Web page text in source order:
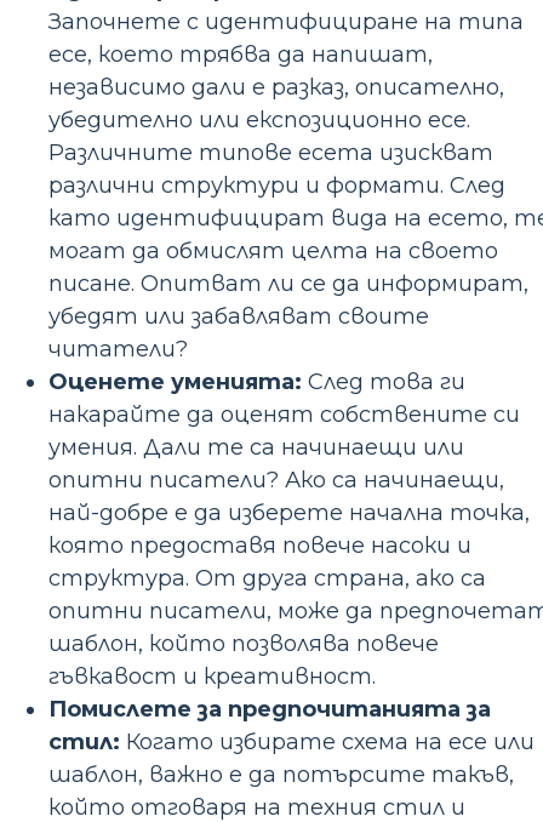
Започнете с идентифициране на типа
есе, което трябва да напишат,
независимо дали е разказ, описателно,
убедително или експозиционно есе.
Различните типове есета изискват
различни структури и формати. След
като идентифицират вида на есето,
могат да обмислят целта на своето
писане. Опитват ли се да информират,
убедят или забавляват своите
читатели?
Оценете уменията: След това ги
накарайте да оценят собствените си
умения. Дали те са начинаещи или
опитни писатели? Ако са начинаещи,
най-добре е да изберете начална точка,
която предоставя повече насоки и
структура. От друга страна, ако са
опитни писатели, може да
шаблон, който позволява повече
гъвкавост и креативност.
Помислете за предпочитанията за
стил: Когато избирате схема на есе или
шаблон, важно е да потърсите такъв,
който отговаря на техния стил и